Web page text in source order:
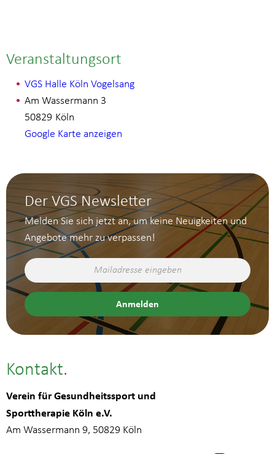
Veranstaltungsort
VGS Halle Köln Vogelsang
Am Wassermann 3
Köln
50829
Google Karte anzeigen
Der VGS Newsletter
Melden Sie sich jetzt an, um keine Neuigkeiten und
Angebote mehr zu verpassen!
Kontakt
Verein für Gesundheitssport und
Sporttherapie Köln e.V.
Am Wassermann 9, 50829 Köln